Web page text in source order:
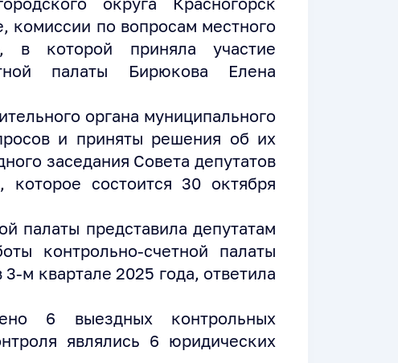
комиссии по вопросам местного
в которой приняла участие
палаты Бирюкова Елена
органа муниципального
и приняты решения об их
заседания Совета депутатов
которое состоится 30 октября
палаты представила депутатам
контрольно-счетной палаты
м квартале 2025 года, ответила
6 выездных контрольных
являлись 6 юридических